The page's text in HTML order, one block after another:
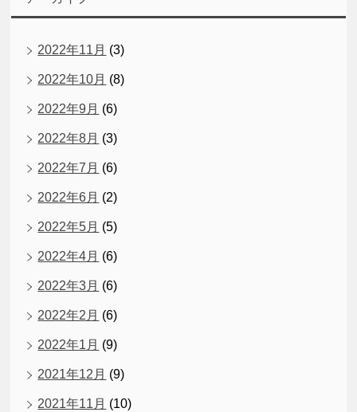
2022年11月 (3)
2022年10月 (8)
2022年9月 (6)
2022年8月 (3)
2022年7月 (6)
2022年6月 (2)
2022年5月 (5)
2022年4月 (6)
2022年3月 (6)
2022年2月 (6)
2022年1月 (9)
2021年12月 (9)
2021年11月 (10)